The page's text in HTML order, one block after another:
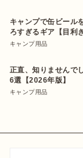
キャンプで缶ビール
ろすぎるギア【目利
キャンプ用品
正直、知りませんで
6選【2026年版】
キャンプ用品